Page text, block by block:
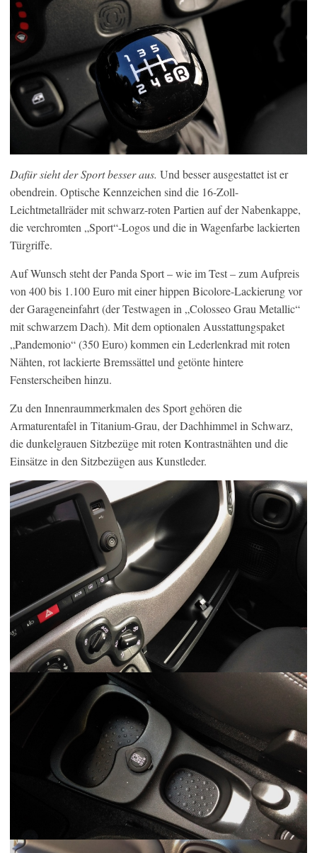
Dafür sieht der Sport besser aus. Und besser ausgestattet ist er
obendrein. Optische Kennzeichen sind die 16-Zoll-
Leichtmetallräder mit schwarz-roten Partien auf der Nabenkappe,
die verchromten „Sport“-Logos und die in Wagenfarbe lackierten
Türgriffe.
Auf Wunsch steht der Panda Sport – wie im Test – zum Aufpreis
von 400 bis 1.100 Euro mit einer hippen Bicolore-Lackierung vor
der Garageneinfahrt (der Testwagen in „Colosseo Grau Metallic“
mit schwarzem Dach). Mit dem optionalen Ausstattungspaket
„Pandemonio“ (350 Euro) kommen ein Lederlenkrad mit roten
Nähten, rot lackierte Bremssättel und getönte hintere
Fensterscheiben hinzu.
Zu den Innenraummerkmalen des Sport gehören die
Armaturentafel in Titanium-Grau, der Dachhimmel in Schwarz,
die dunkelgrauen Sitzbezüge mit roten Kontrastnähten und die
Einsätze in den Sitzbezügen aus Kunstleder.